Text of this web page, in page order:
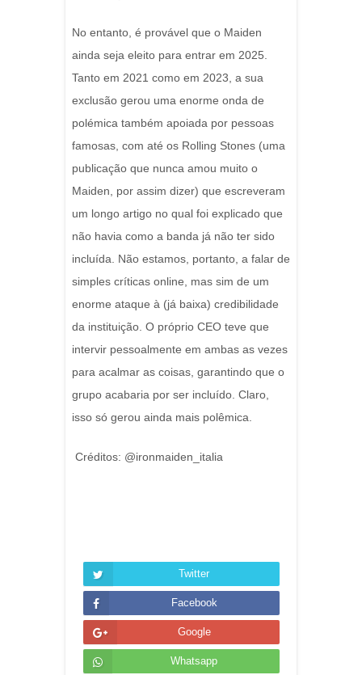
No entanto, é provável que o Maiden
ainda seja eleito para entrar em 2025.
Tanto em 2021 como em 2023, a sua
exclusão gerou uma enorme onda de
polémica também apoiada por pessoas
famosas, com até os Rolling Stones (uma
publicação que nunca amou muito o
Maiden, por assim dizer) que escreveram
um longo artigo no qual foi explicado que
não havia como a banda já não ter sido
incluída. Não estamos, portanto, a falar de
simples críticas online, mas sim de um
enorme ataque à (já baixa) credibilidade
da instituição. O próprio CEO teve que
intervir pessoalmente em ambas as vezes
para acalmar as coisas, garantindo que o
grupo acabaria por ser incluído. Claro,
isso só gerou ainda mais polêmica.
Créditos: @ironmaiden_italia
Twitter
Facebook
Google
Whatsapp